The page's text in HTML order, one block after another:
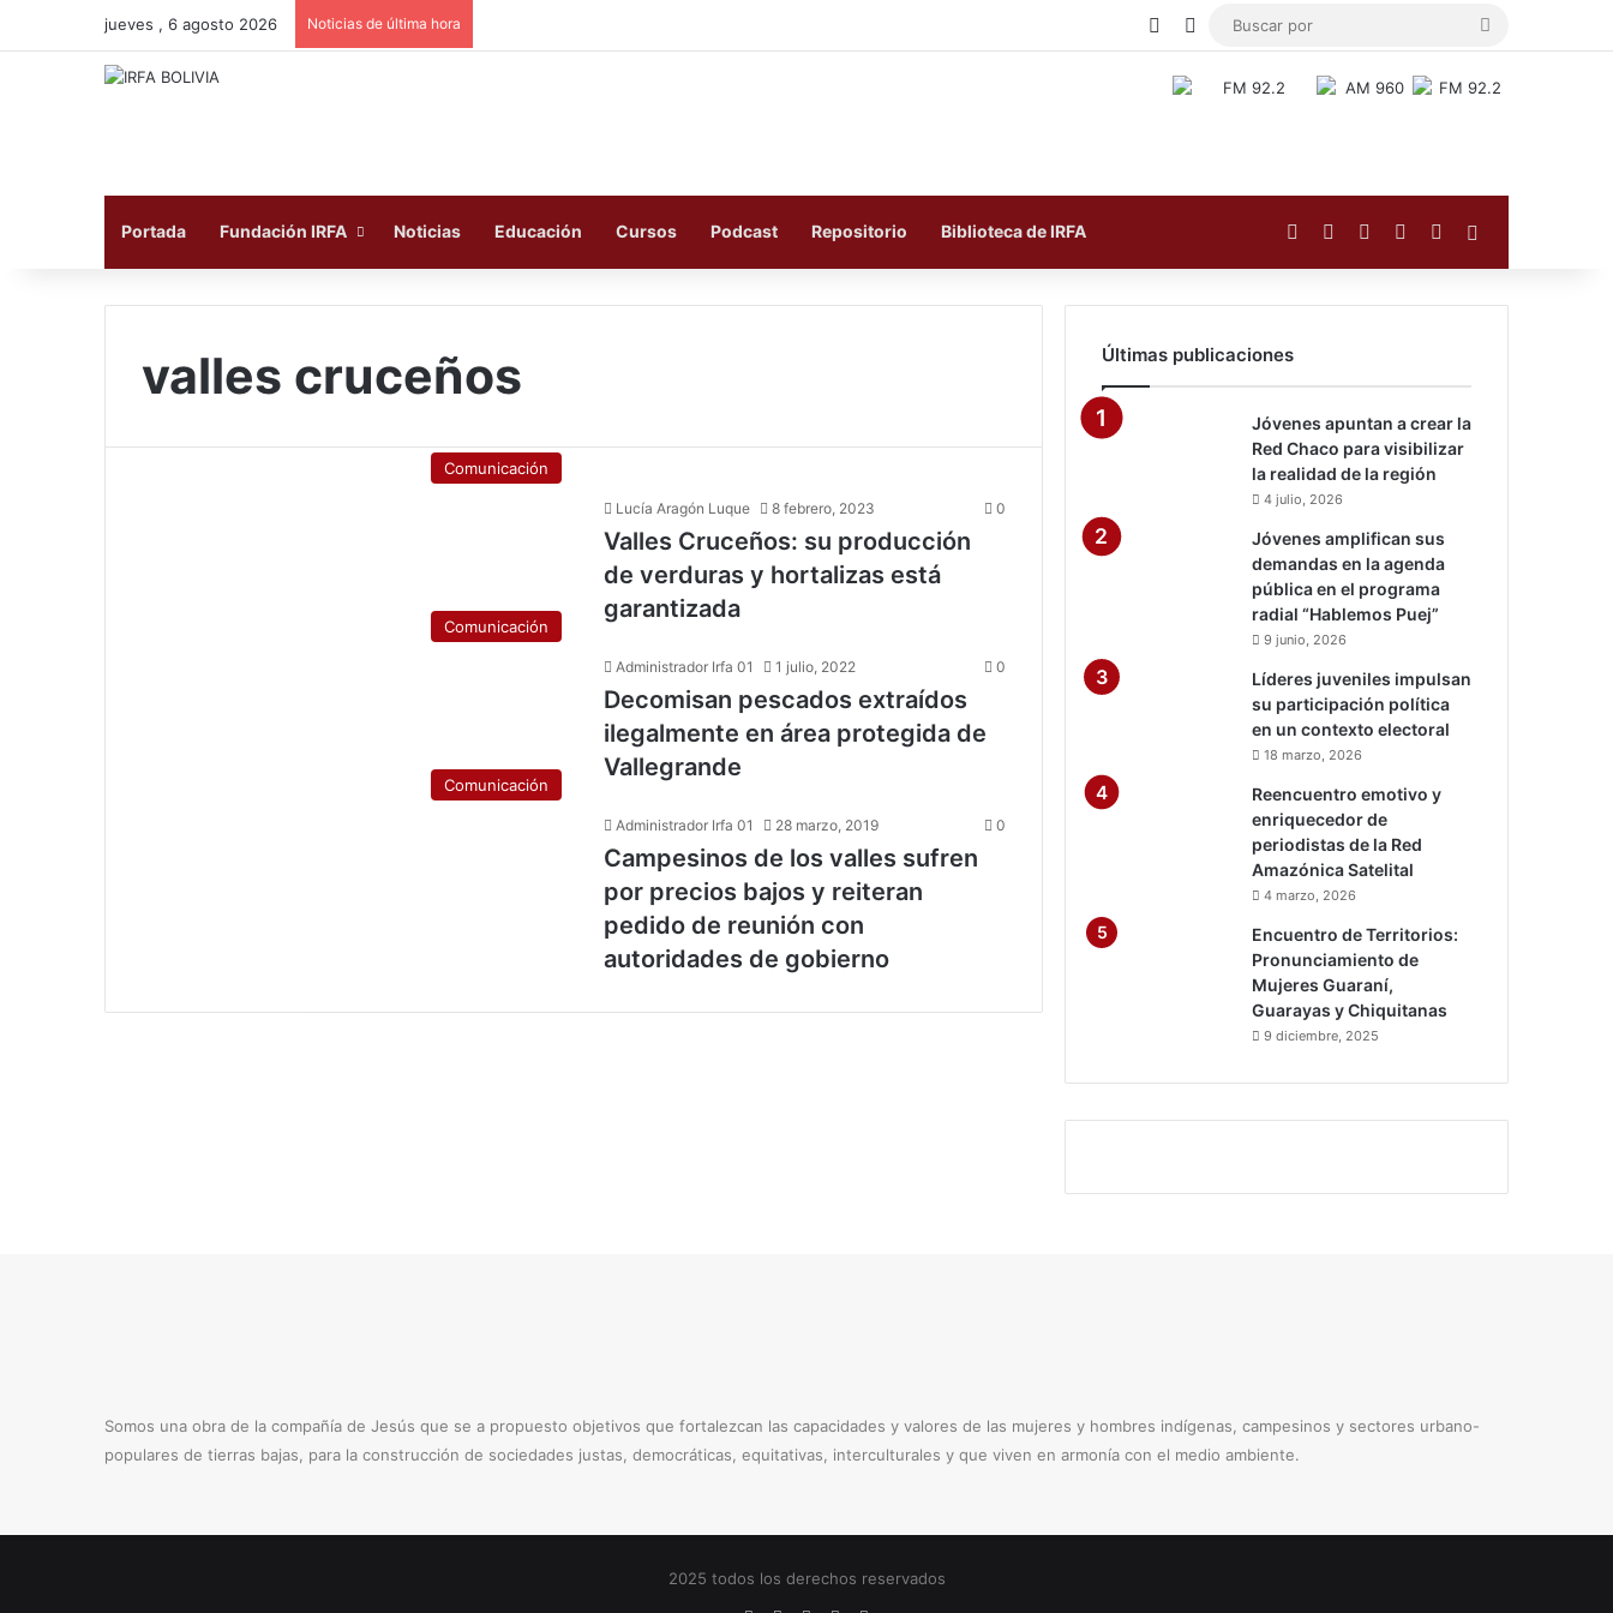
jueves , 6 agosto 2026 Noticias de última hora Publicación al azar
Switch skin
Portada Fundación IRFA Noticias Educación Cursos Podcast Repositorio Biblioteca de IRFA Facebook YouTubeInstagram
TikTok
valles cruceños
Comunicación
Lucía Aragón Luque 8 febrero, 2023 0
Valles Cruceños: su producción
de verduras y hortalizas está
garantizada
Comunicación
Administrador Irfa 01 1 julio, 2022 0
Decomisan pescados extraídos
ilegalmente en área protegida de
Vallegrande
Comunicación
Administrador Irfa 01 28 marzo, 2019 0
Campesinos de los valles sufren
por precios bajos y reiteran
pedido de reunión con
autoridades de gobierno
Últimas publicaciones
Jóvenes apuntan a crear la
Red Chaco para visibilizar
la realidad de la región
4 julio, 2026
Jóvenes amplifican sus
demandas en la agenda
pública en el programa
radial “Hablemos Puej”
9 junio, 2026
Líderes juveniles impulsan
su participación política
en un contexto electoral
18 marzo, 2026
Reencuentro emotivo y
enriquecedor de
periodistas de la Red
Amazónica Satelital
4 marzo, 2026
Encuentro de Territorios:
Pronunciamiento de
Mujeres Guaraní,
Guarayas y Chiquitanas
9 diciembre, 2025
Somos una obra de la compañía de Jesús que se a propuesto objetivos que fortalezcan las capacidades y valores de las mujeres y hombres indígenas, campesinos y sectores urbano-
populares de tierras bajas, para la construcción de sociedades justas, democráticas, equitativas, interculturales y que viven en armonía con el medio ambiente.
2025 todos los derechos reservados